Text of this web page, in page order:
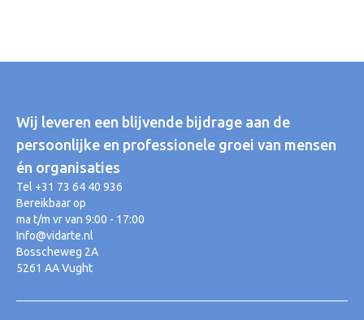
Wij leveren een blijvende bijdrage aan de
persoonlijke en professionele groei van mensen
én organisaties
Tel +31 73 64 40 936
Bereikbaar op
ma t/m vr van 9:00 - 17:00
Info@vidarte.nl
Bosscheweg 2A
5261 AA Vught